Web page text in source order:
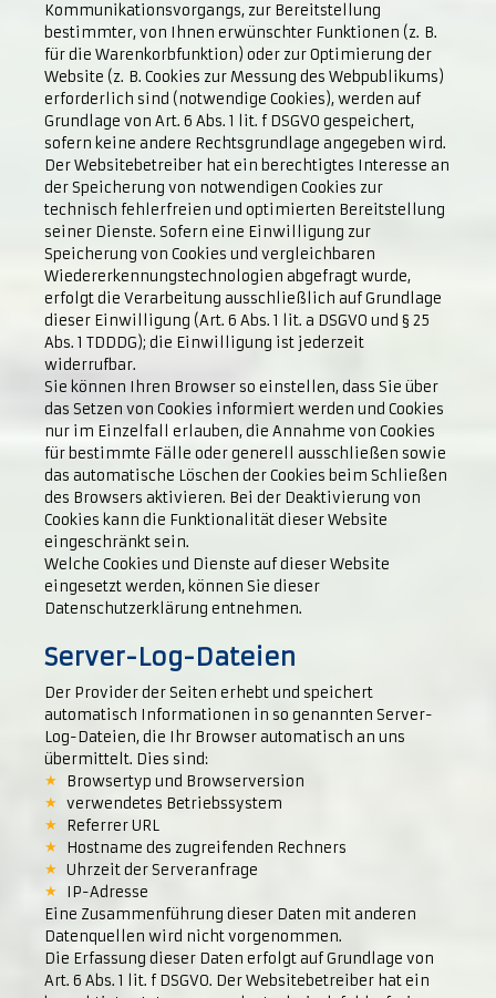
Kommunikationsvorgangs, zur Bereitstellung
bestimmter, von Ihnen erwünschter Funktionen (z. B.
für die Warenkorbfunktion) oder zur Optimierung der
Website (z. B. Cookies zur Messung des Webpublikums)
erforderlich sind (notwendige Cookies), werden auf
Grundlage von Art. 6 Abs. 1 lit. f DSGVO gespeichert,
sofern keine andere Rechtsgrundlage angegeben wird.
Der Websitebetreiber hat ein berechtigtes Interesse an
der Speicherung von notwendigen Cookies zur
technisch fehlerfreien und optimierten Bereitstellung
seiner Dienste. Sofern eine Einwilligung zur
Speicherung von Cookies und vergleichbaren
Wiedererkennungstechnologien abgefragt wurde,
erfolgt die Verarbeitung ausschließlich auf Grundlage
dieser Einwilligung (Art. 6 Abs. 1 lit. a DSGVO und § 25
Abs. 1 TDDDG); die Einwilligung ist jederzeit
widerrufbar.
Sie können Ihren Browser so einstellen, dass Sie über
das Setzen von Cookies informiert werden und Cookies
nur im Einzelfall erlauben, die Annahme von Cookies
für bestimmte Fälle oder generell ausschließen sowie
das automatische Löschen der Cookies beim Schließen
des Browsers aktivieren. Bei der Deaktivierung von
Cookies kann die Funktionalität dieser Website
eingeschränkt sein.
Welche Cookies und Dienste auf dieser Website
eingesetzt werden, können Sie dieser
Datenschutzerklärung entnehmen.
Server-Log-Dateien
Der Provider der Seiten erhebt und speichert
automatisch Informationen in so genannten Server-
Log-Dateien, die Ihr Browser automatisch an uns
übermittelt. Dies sind:
Browsertyp und Browserversion
verwendetes Betriebssystem
Referrer URL
Hostname des zugreifenden Rechners
Uhrzeit der Serveranfrage
IP-Adresse
Eine Zusammenführung dieser Daten mit anderen
Datenquellen wird nicht vorgenommen.
Die Erfassung dieser Daten erfolgt auf Grundlage von
Art. 6 Abs. 1 lit. f DSGVO. Der Websitebetreiber hat ein